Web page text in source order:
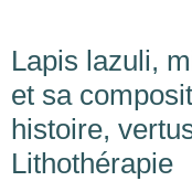
Lapis lazuli,
et sa
histoire,
Lithothérapie